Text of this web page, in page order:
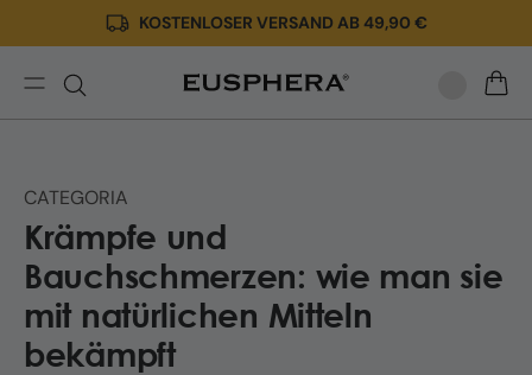
zum
Inhalt
KOSTENLOSER VERSAND AB 49,90 €
mit
CBD
CATEGORIA
Krämpfe und
Bauchschmerzen: wie man sie
mit natürlichen Mitteln
bekämpft